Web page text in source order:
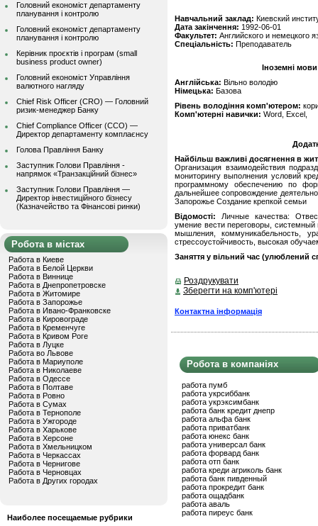
Головний економіст департаменту
планування і контролю
Головний економіст департаменту
планування і контролю
Керівник проєктів і програм (small
business product owner)
Головний економіст Управління
валютного нагляду
Chief Risk Officer (CRO) — Головний
ризик-менеджер Банку
Chief Compliance Officer (CCO) —
Директор департаменту комплаєнсу
Голова Правління Банку
Заступник Голови Правління -
напрямок «Транзакційний бізнес»
Заступник Голови Правління —
Директор інвестиційного бізнесу
(Казначейство та Фінансові ринки)
Робота в містах
Работа в Киеве
Работа в Белой Церкви
Работа в Виннице
Работа в Днепропетровске
Работа в Житомире
Работа в Запорожье
Работа в Ивано-Франковске
Работа в Кировограде
Работа в Кременчуге
Работа в Кривом Роге
Работа в Луцке
Работа во Львове
Работа в Мариуполе
Работа в Николаеве
Работа в Одессе
Работа в Полтаве
Работа в Ровно
Работа в Сумах
Работа в Тернополе
Работа в Ужгороде
Работа в Харькове
Работа в Херсоне
Работа в Хмельницком
Работа в Черкассах
Работа в Чернигове
Работа в Черновцах
Работа в Других городах
Наиболее посещаемые рубрики
Навчальний заклад: Киевский
Дата закінчення: 1992-06-01
Факультет: Английского и немецкого
Спеціальність: Преподаватель
Іноземні
Англійська: Вільно володію
Німецька: Базова
Рівень володіння комп'ютером:
Комп'ютерні навички: Word, Excel,
Найбільш важливі досягнення в
Организация взаимодействия
мониторингу выполнения условий
программному обеспечению по
дальнейшее сопровождение
Запорожье Создание крепкой семьи
Відомості: Личные качества:
умение вести переговоры,
мышления, коммуникабельность,
стрессоустойчивость, высокая
Заняття у вільний час (улюблений
Роздрукувати
Зберегти на комп'ютері
Контактна інформація
Робота в компаніях
работа пумб
работа укрсиббанк
работа укрэксимбанк
работа банк кредит днепр
работа альфа банк
работа приватбанк
работа юнекс банк
работа универсал банк
работа форвард банк
работа отп банк
работа креди агриколь банк
работа банк пивденный
работа прокредит банк
работа ощадбанк
работа аваль
работа пиреус банк